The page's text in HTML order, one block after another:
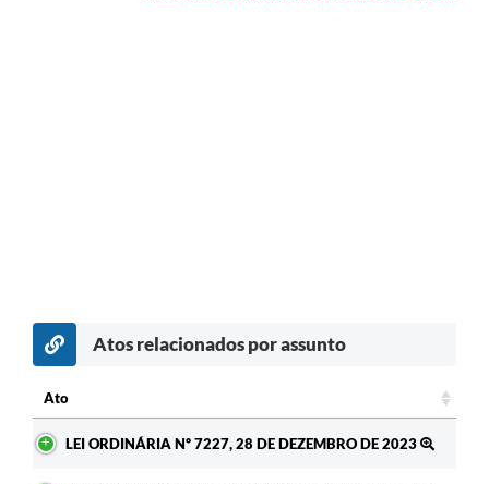
Atos relacionados por assunto
Ato
LEI ORDINÁRIA Nº 7227, 28 DE DEZEMBRO DE 2023